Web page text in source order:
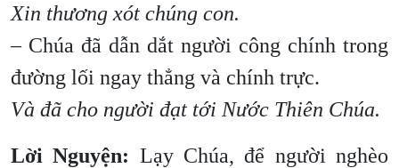
Xin thương xót chúng con.
– Chúa đã dẫn dắt người công chính trong
đường lối ngay thẳng và chính trực.
Và đã cho người đạt tới Nước Thiên Chúa.
Lời Nguyện: Lạy Chúa, để người nghèo